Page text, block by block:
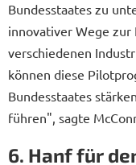
Bundesstaates zu
innovativer Wege zur
verschiedenen
können diese
Bundesstaates
führen", sagte
6. Hanf für